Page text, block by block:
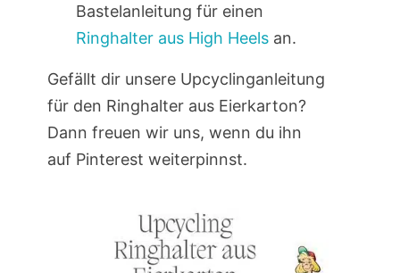
Bastelanleitung für einen
Ringhalter aus High Heelsan.
Gefällt dir unsere Upcyclinganleitung
für den Ringhalter aus Eierkarton?
Dann freuen wir uns, wenn du ihn
auf Pinterest weiterpinnst.